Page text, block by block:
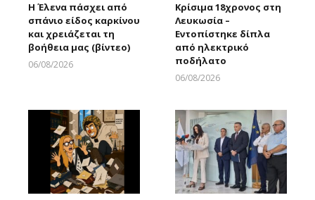
Η Έλενα πάσχει από
σπάνιο είδος καρκίνου
και χρειάζεται τη
βοήθεια μας (βίντεο)
06/08/2026
Κρίσιμα 18χρονος στη
Λευκωσία –
Εντοπίστηκε δίπλα
από ηλεκτρικό
ποδήλατο
06/08/2026